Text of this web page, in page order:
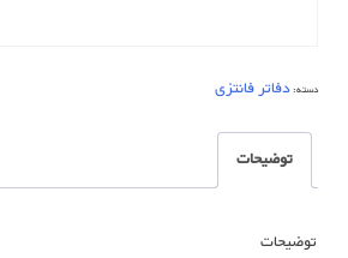
دسته:دفاتر فانتزی
توضیحات
توضیحات